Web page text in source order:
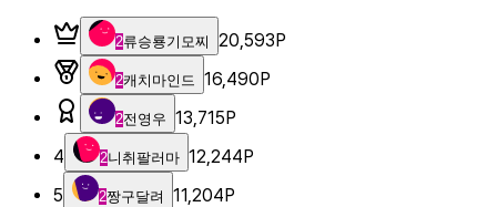
2류승룡기모찌 20,593P
2캐치마인드 16,490P
2전영우 13,715P
4
2니취팔러마 12,244P
5
2짱구달려 11,204P